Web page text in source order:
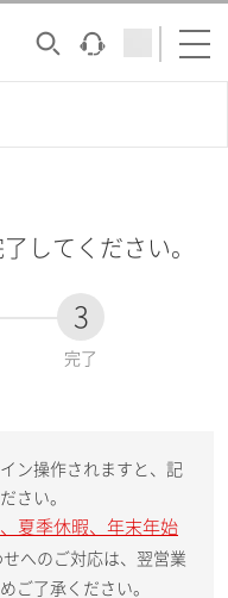
してください。
3
完了
ン操作されますと、記
さい。
夏季休暇、年末年始
へのご対応は、翌営業
ご了承ください。